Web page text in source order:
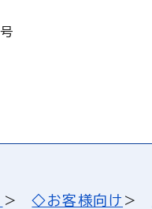
◇お客様向け